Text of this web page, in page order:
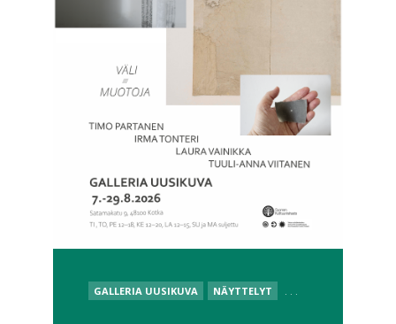
POSTED
IN
GALLERIA UUSIKUVA NÄYTTELYT